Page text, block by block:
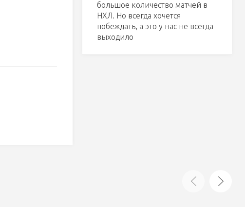
большое количество матчей в
НХЛ. Но всегда хочется
побеждать, а это у нас не всегда
выходило